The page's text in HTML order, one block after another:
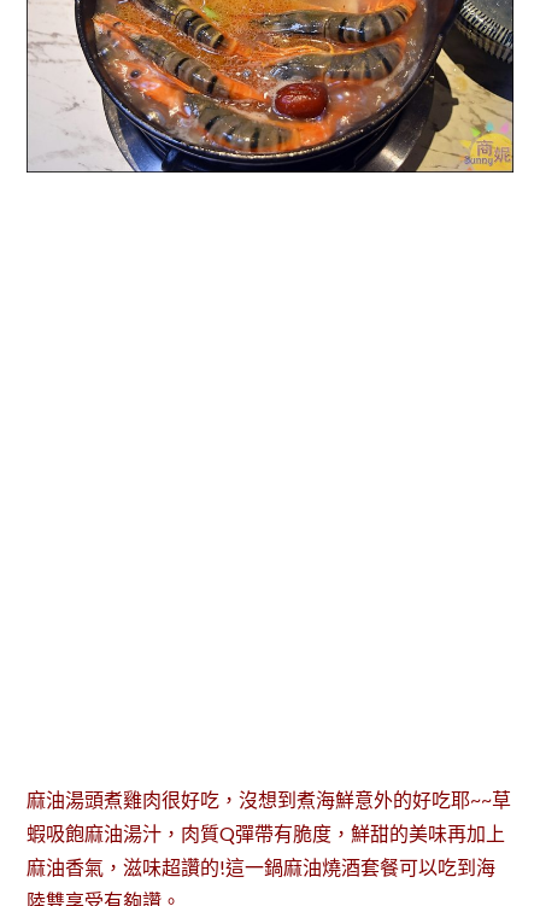
麻油湯頭煮雞肉很好吃，沒想到煮海鮮意外的好吃耶~~草
蝦吸飽麻油湯汁，肉質Q彈帶有脆度，鮮甜的美味再加上
麻油香氣，滋味超讚的!這一鍋麻油燒酒套餐可以吃到海
陸雙享受有夠讚。